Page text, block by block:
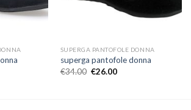
SUPERGA PANTOFOLE DONNA
superga pantofole donna
€34.00 €26.00